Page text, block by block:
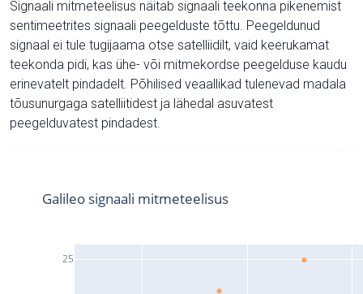
Signaali mitmeteelisus näitab signaali teekonna pikenemist
sentimeetrites signaali peegelduste tõttu. Peegeldunud
signaal ei tule tugijaama otse satelliidilt, vaid keerukamat
teekonda pidi, kas ühe- või mitmekordse peegelduse kaudu
erinevatelt pindadelt. Põhilised veaallikad tulenevad madala
tõusunurgaga satelliitidest ja lähedal asuvatest
peegelduvatest pindadest.
25
Galileo signaali mitmeteelisus